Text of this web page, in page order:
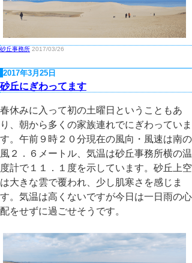
砂丘事務所 2017/03/26
2017年3月25日
砂丘にぎわってます
春休みに入って初の土曜日ということもあ
り、朝から多くの家族連れでにぎわっていま
す。午前９時２０分現在の風向・風速は南の
風２．６メートル、気温は砂丘事務所横の温
度計で１１．１度を示しています。砂丘上空
は大きな雲で覆われ、少し肌寒さを感じま
す。気温は高くないですが今日は一日雨の心
配をせずに過ごせそうです。